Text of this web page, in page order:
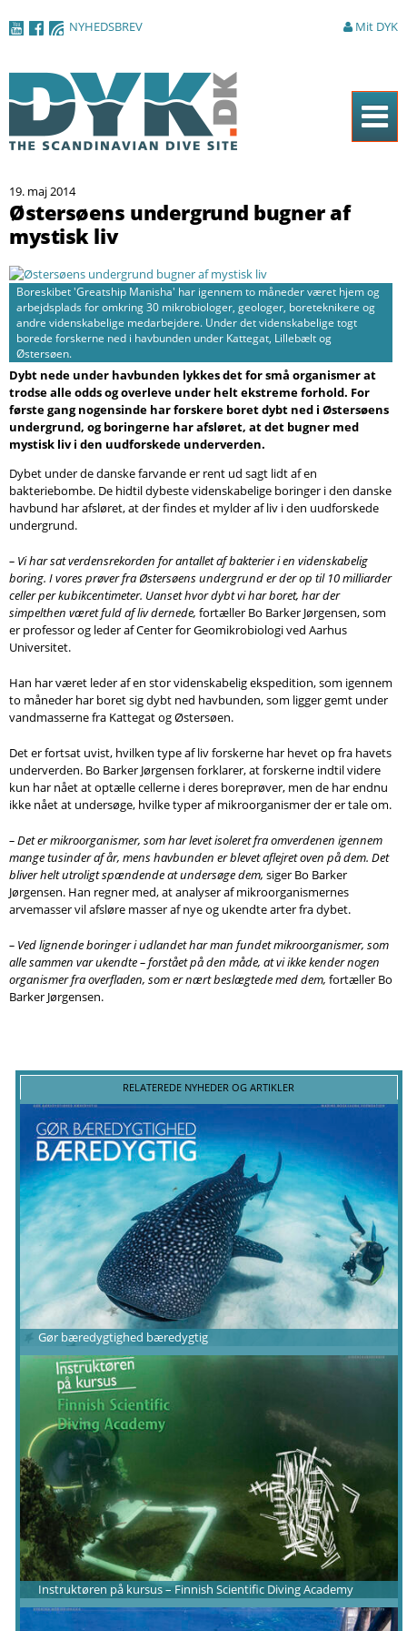
NYHEDSBREV Mit DYK
Magasinet
Nyheder
Artikler
DYK Guiden
Shop
Om DYK
Søg
19. maj 2014
Østersøens undergrund bugner af
mystisk liv
Boreskibet 'Greatship Manisha' har igennem to måneder været hjem og
arbejdsplads for omkring 30 mikrobiologer, geologer, boreteknikere og
andre videnskabelige medarbejdere. Under det videnskabelige togt
borede forskerne ned i havbunden under Kattegat, Lillebælt og
Østersøen.
Dybt nede under havbunden lykkes det for små organismer at
trodse alle odds og overleve under helt ekstreme forhold. For
første gang nogensinde har forskere boret dybt ned i Østersøens
undergrund, og boringerne har afsløret, at det bugner med
mystisk liv i den uudforskede underverden.
Dybet under de danske farvande er rent ud sagt lidt af en
bakteriebombe. De hidtil dybeste videnskabelige boringer i den danske
havbund har afsløret, at der findes et mylder af liv i den uudforskede
undergrund.
– Vi har sat verdensrekorden for antallet af bakterier i en videnskabelig
boring. I vores prøver fra Østersøens undergrund er der op til 10 milliarder
celler per kubikcentimeter. Uanset hvor dybt vi har boret, har der
simpelthen været fuld af liv dernede, fortæller Bo Barker Jørgensen, som
er professor og leder af Center for Geomikrobiologi ved Aarhus
Universitet.
Han har været leder af en stor videnskabelig ekspedition, som igennem
to måneder har boret sig dybt ned havbunden, som ligger gemt under
vandmasserne fra Kattegat og Østersøen.
Det er fortsat uvist, hvilken type af liv forskerne har hevet op fra havets
underverden. Bo Barker Jørgensen forklarer, at forskerne indtil videre
kun har nået at optælle cellerne i deres boreprøver, men de har endnu
ikke nået at undersøge, hvilke typer af mikroorganismer der er tale om.
– Det er mikroorganismer, som har levet isoleret fra omverdenen igennem
mange tusinder af år, mens havbunden er blevet aflejret oven på dem. Det
bliver helt utroligt spændende at undersøge dem, siger Bo Barker
Jørgensen. Han regner med, at analyser af mikroorganismernes
arvemasser vil afsløre masser af nye og ukendte arter fra dybet.
– Ved lignende boringer i udlandet har man fundet mikroorganismer, som
alle sammen var ukendte – forstået på den måde, at vi ikke kender nogen
organismer fra overfladen, som er nært beslægtede med dem, fortæller Bo
Barker Jørgensen.
RELATEREDE NYHEDER OG ARTIKLER
Gør bæredygtighed bæredygtig
Instruktøren på kursus – Finnish Scientific Diving Academy